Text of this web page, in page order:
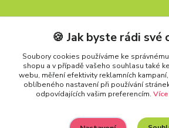
Telefon: +420 777 288 882
Provozní doba Po-Pá, 8-15:30 hod.
info@carforkids.cz
🍪 Jak byste rádi své
Soubory cookies používáme ke
shopu a v případě vašeho souhlasu také
webu, měření efektivity reklamních
oblíbeného nastavení při používání
odpovídajících vašim preferencím.